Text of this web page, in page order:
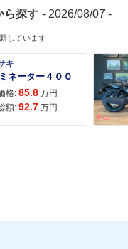
ら探す - 2026/08/07 -
しています
キ
ネーター４００
格: 85.8 万円
額: 92.7 万円